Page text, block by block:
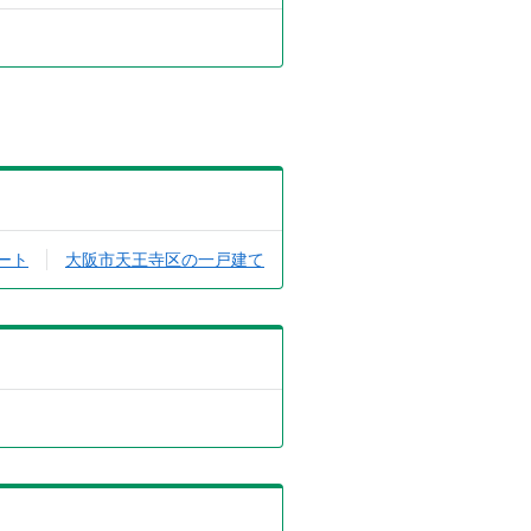
ト 大阪市天王寺区の一戸建て